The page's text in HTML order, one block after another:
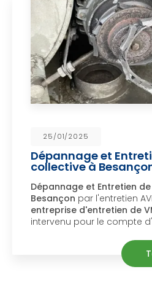
et Entretien de VMC
Besançon
Entretien de VMC collective à
l'entretien AVH Conseil. Votre
de VMC à Besançonest
le compte d'un…
Toute l'actualité